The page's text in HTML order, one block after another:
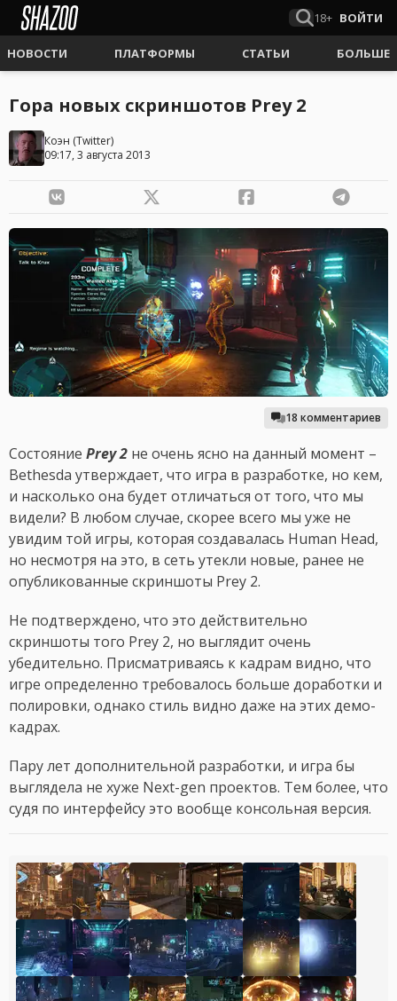
18+ ВОЙТИ
НОВОСТИ ПЛАТФОРМЫ СТАТЬИ БОЛЬШЕ
Гора новых скриншотов Prey 2
Коэн (Twitter)
09:17, 3 августа 2013
18 комментариев
Состояние Prey 2 не очень ясно на данный момент –
Bethesda утверждает, что игра в разработке, но кем,
и насколько она будет отличаться от того, что мы
видели? В любом случае, скорее всего мы уже не
увидим той игры, которая создавалась Human Head,
но несмотря на это, в сеть утекли новые, ранее не
опубликованные скриншоты Prey 2.
Не подтверждено, что это действительно
скриншоты того Prey 2, но выглядит очень
убедительно. Присматриваясь к кадрам видно, что
игре определенно требовалось больше доработки и
полировки, однако стиль видно даже на этих демо-
кадрах.
Пару лет дополнительной разработки, и игра бы
выглядела не хуже Next-gen проектов. Тем более, что
судя по интерфейсу это вообще консольная версия.